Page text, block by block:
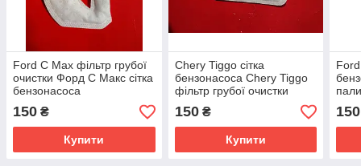
Ford C Max фільтр грубої
очистки Форд С Макс сітка
бензонасоса
150 ₴
Купити
Chery Tiggo сітка
бензонасоса Chery Tiggo
фільтр грубої очистки
150₴
Купити
150